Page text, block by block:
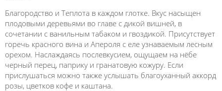
Благородство и Теплота в каждом глотке. Вкус насыщен
плодовыми деревьями во главе с дикой вишней, в
сочетании с ванильным табаком и гвоздикой. Присутствует
горечь красного вина и Апероля с еле узнаваемым лесным
орехом. Наслаждаясь послевкусием, ощущаем на нёбе
черный перец, паприку и гранатовую кожуру. Если
прислушаться можно также услышать благоуханный аккорд
розы, цветков кофе и каштана.